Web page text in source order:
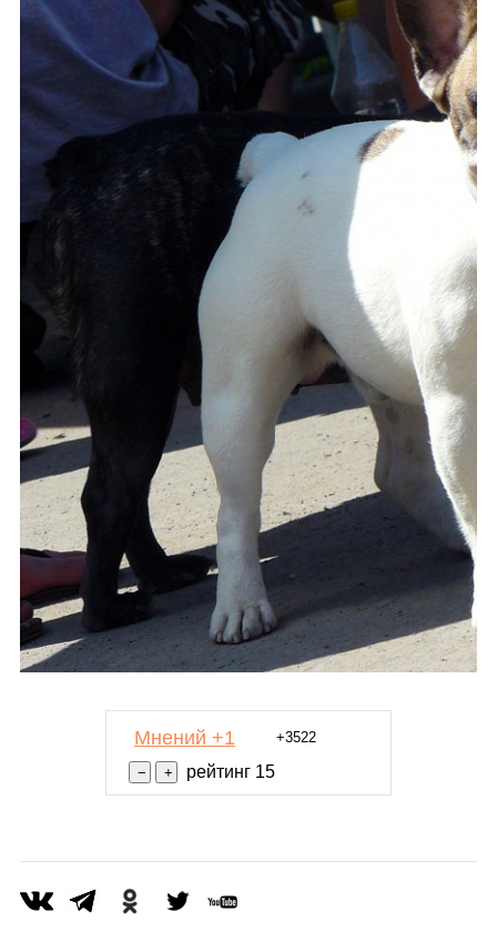
Инфо
Гороскоп
Мнений +1 +3522
рейтинг 15